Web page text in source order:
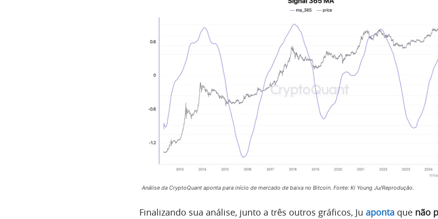
Análise da CryptoQuant aponta para início de mercado de baixa no Bitcoin. Fonte: Ki Young Ju/Reprodução.
Finalizando sua análise, junto a três outros gráficos, Ju aponta que não